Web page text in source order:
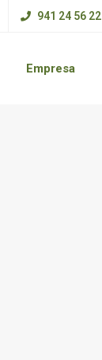
941 24 56 22
Empresa